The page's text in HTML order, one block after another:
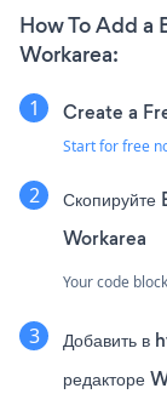
How To Add a
Workarea:
Create a
Start for free
Workarea
Your code
Добавить в
редакторе